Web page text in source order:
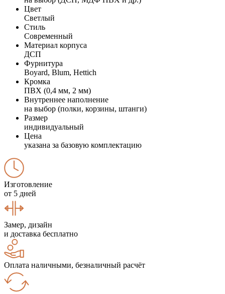
Цвет
Светлый
Стиль
Современный
Материал корпуса
ДСП
Фурнитура
Boyard, Blum, Hettich
Кромка
ПВХ (0,4 мм, 2 мм)
Внутреннее наполнение
на выбор (полки, корзины, штанги)
Размер
индивидуальный
Цена
указана за базовую комплектацию
Изготовление
от 5 дней
Замер, дизайн
и доставка бесплатно
Оплата наличными, безналичный расчёт